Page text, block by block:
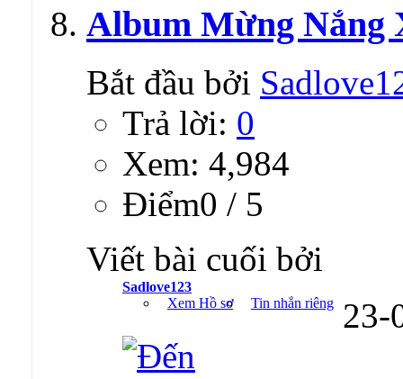
Album Mừng Nắng
Bắt đầu bởi
Trả lời: 0
Xem: 4,984
Ðiểm0 / 5
Viết bài cuối bởi
Sadlove123
Xem Hồ sơ
Tin nhắn riêng 23-